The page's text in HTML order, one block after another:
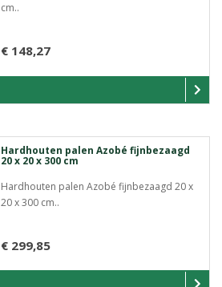
cm..
€ 148,27
Hardhouten palen Azobé fijnbezaagd
20 x 20 x 300 cm
Hardhouten palen Azobé fijnbezaagd 20 x
20 x 300 cm..
€ 299,85